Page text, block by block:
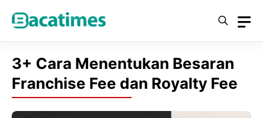
3+ Cara Menentukan Besaran
Franchise Fee dan Royalty Fee